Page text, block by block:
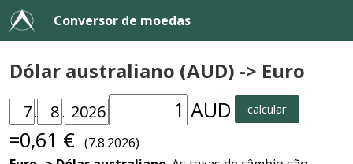
Conversor de moedas
Dólar australiano (AUD) -> Euro
. . AUD calcular
=0,61 € (7.8.2026)